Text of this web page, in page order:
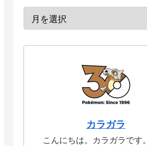
カラガラ
こんにちは。カラガラです